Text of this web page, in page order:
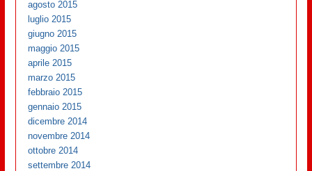
agosto 2015
luglio 2015
giugno 2015
maggio 2015
aprile 2015
marzo 2015
febbraio 2015
gennaio 2015
dicembre 2014
novembre 2014
ottobre 2014
settembre 2014